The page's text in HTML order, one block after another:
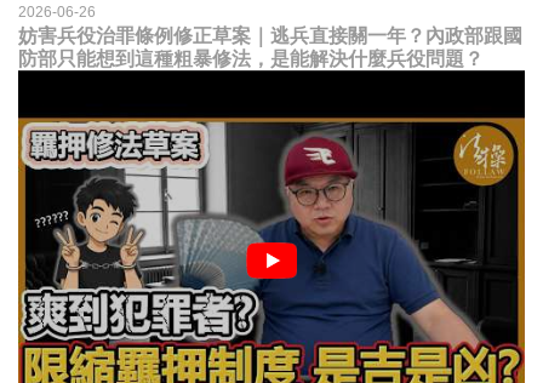
2026-06-26
妨害兵役治罪條例修正草案｜逃兵直接關一年？內政部跟國
防部只能想到這種粗暴修法，是能解決什麼兵役問題？